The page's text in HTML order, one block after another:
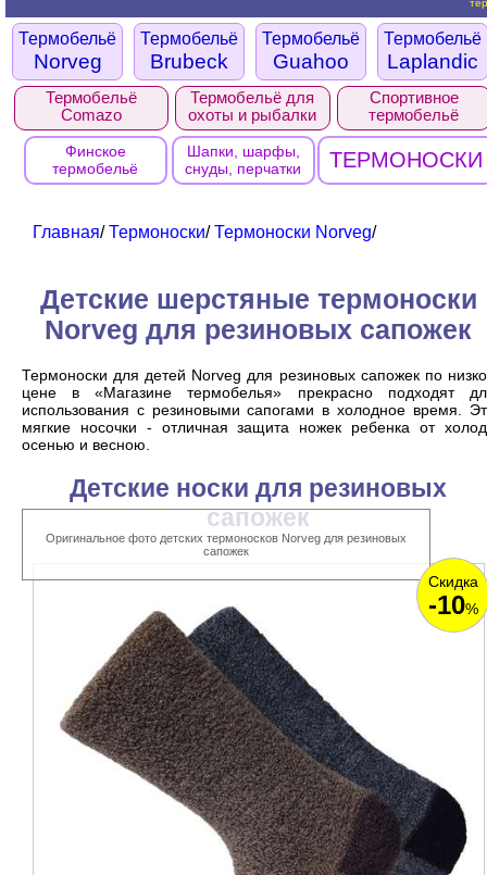
Термобельё
Comazo
Термобельё для
охоты и рыбалки
Спортивное
термобельё
Финское
термобельё
Шапки, шарфы,
снуды, перчатки
ТЕРМОНОСКИ
Главная/ Термоноски/ Термоноски Norveg/
Детские шерстяные термоноски
Norveg для резиновых сапожек
Термоноски для детей Norveg для резиновых сапожек по
цене в «Магазине термобелья» прекрасно подходят
использования с резиновыми сапогами в холодное время.
мягкие носочки - отличная защита ножек ребенка от
осенью и весною.
Детские носки для резиновых
сапожек
Скидка
-10%
Оригинальное фото детских термоносков Norveg для резиновых
сапожек
Термобельё
Norveg
Термобельё
Brubeck
Термобельё
Guahoo
Термобельё
Laplandic